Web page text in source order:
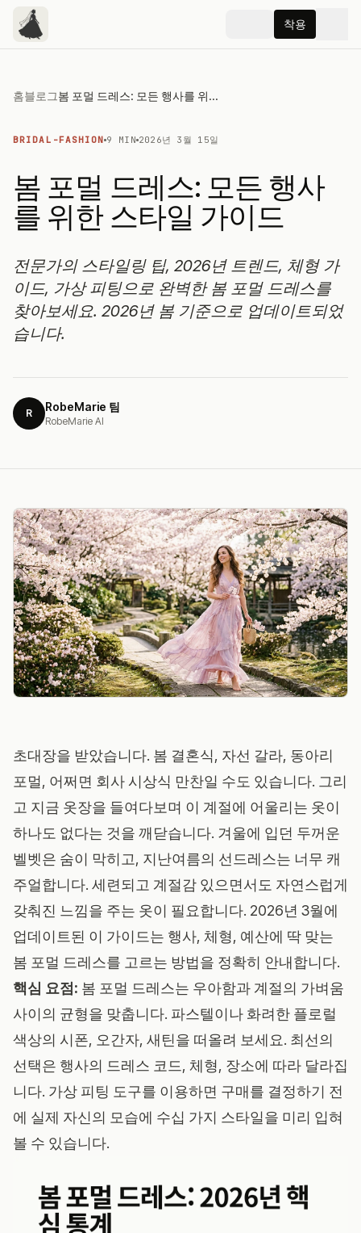
착용
홈블로그 봄 포멀 드레스: 모든 행사를 위한 스타일 가이드
BRIDAL-FASHION 9 MIN 2026년 3월 15일
봄 포멀 드레스: 모든 행사
를 위한 스타일 가이드
전문가의 스타일링 팁, 2026년 트렌드, 체형 가
이드, 가상 피팅으로 완벽한 봄 포멀 드레스를
찾아보세요. 2026년 봄 기준으로 업데이트되었
습니다.
R RobeMarie 팀
RobeMarie AI
초대장을 받았습니다. 봄 결혼식, 자선 갈라, 동아리
포멀, 어쩌면 회사 시상식 만찬일 수도 있습니다. 그리
고 지금 옷장을 들여다보며 이 계절에 어울리는 옷이
하나도 없다는 것을 깨닫습니다. 겨울에 입던 두꺼운
벨벳은 숨이 막히고, 지난여름의 선드레스는 너무 캐
주얼합니다. 세련되고 계절감 있으면서도 자연스럽게
갖춰진 느낌을 주는 옷이 필요합니다. 2026년 3월에
업데이트된 이 가이드는 행사, 체형, 예산에 딱 맞는
봄 포멀 드레스를 고르는 방법을 정확히 안내합니다.
핵심 요점: 봄 포멀 드레스는 우아함과 계절의 가벼움
사이의 균형을 맞춥니다. 파스텔이나 화려한 플로럴
색상의 시폰, 오간자, 새틴을 떠올려 보세요. 최선의
선택은 행사의 드레스 코드, 체형, 장소에 따라 달라집
니다. 가상 피팅 도구를 이용하면 구매를 결정하기 전
에 실제 자신의 모습에 수십 가지 스타일을 미리 입혀
볼 수 있습니다.